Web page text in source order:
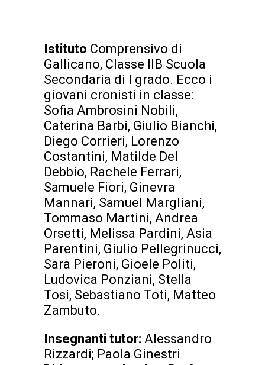
Istituto Comprensivo di
Gallicano, Classe IIB Scuola
Secondaria di I grado. Ecco i
giovani cronisti in classe:
Sofia Ambrosini Nobili,
Caterina Barbi, Giulio Bianchi,
Diego Corrieri, Lorenzo
Costantini, Matilde Del
Debbio, Rachele Ferrari,
Samuele Fiori, Ginevra
Mannari, Samuel Margliani,
Tommaso Martini, Andrea
Orsetti, Melissa Pardini, Asia
Parentini, Giulio Pellegrinucci,
Sara Pieroni, Gioele Politi,
Ludovica Ponziani, Stella
Tosi, Sebastiano Toti, Matteo
Zambuto.
Insegnanti tutor: Alessandro
Rizzardi; Paola Ginestri